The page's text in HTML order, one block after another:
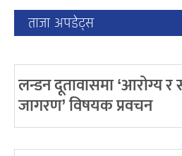
ताजा अपडेट्स
लन्डन दूतावासमा ‘आरोग्य र
जागरण’ विषयक प्रवचन